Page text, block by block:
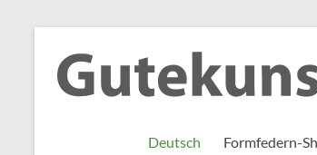
Inhalt
springen
Gutekunst
Formfedern
GmbH
Informationen
und
Wissenswertes
Deutsch Formfedern-